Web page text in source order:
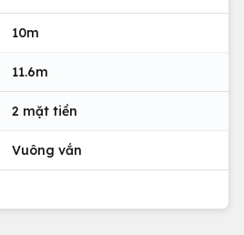
10m
11.6m
2 mặt tiền
Vuông vắn